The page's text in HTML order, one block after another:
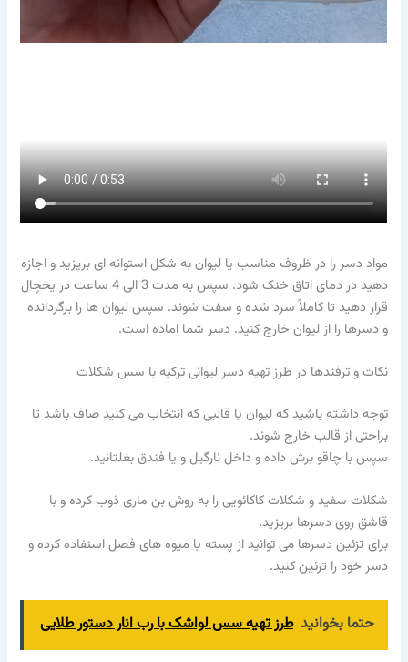
مواد دسر را در ظروف مناسب یا لیوان به شکل استوانه ای بریزید و اجازه
دهید در دمای اتاق خنک شود. سپس به مدت 3 الی 4 ساعت در یخچال
قرار دهید تا کاملاً سرد شده و سفت شوند. سپس لیوان ها را برگردانده
و دسرها را از لیوان خارج کنید. دسر شما اماده است.
نکات و ترفندها در طرز تهیه دسر لیوانی ترکیه با سس شکلات
توجه داشته باشید که لیوان یا قالبی که انتخاب می کنید صاف باشد تا
براحتی از قالب خارج شوند.
سپس با چاقو برش داده و داخل نارگیل و یا فندق بغلتانید.
شکلات سفید و شکلات کاکائویی را به روش بن ماری ذوب کرده و با
قاشق روی دسرها بریزید.
برای تزئین دسرها می توانید از پسته یا میوه های فصل استفاده کرده و
دسر خود را تزئین کنید.
حتما بخوانید طرز تهیه سس لواشک با رب انار دستور طلایی